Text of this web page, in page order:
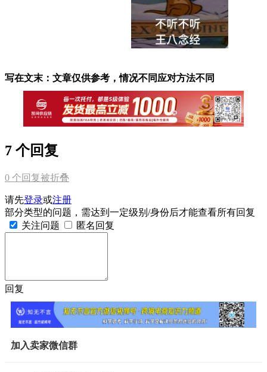
写在文末：文章仅供参考，情况不同应对方法不同
7 个回复
0 个回复被折叠
请先登录或注册
部分类型的问题，需达到一定级别/身份后才能查看所有回复
关注问题
匿名回复
回复
加入卖家微信群